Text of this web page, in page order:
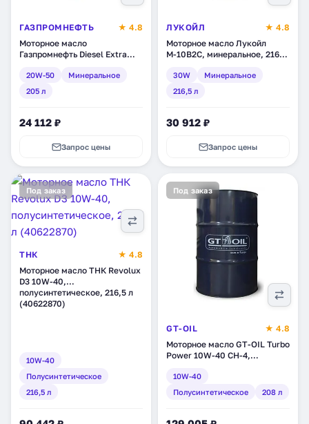
ГАЗПРОМНЕФТЬ
★ 4.8
Моторное масло
Газпромнефть Diesel Extra
(2389901239)
20W-50
Минеральное
205 л
24 112 ₽
Запрос цены
ЛУКОЙЛ
★ 4.8
Моторное масло Лукойл
М-10В2С, минеральное, 216,5
30W
Минеральное
216,5 л
30 912 ₽
Запрос цены
Под заказ
ТНК
★ 4.8
Моторное масло ТНК Revolux
D3 10W-40,
полусинтетическое, 216,5 л
(40622870)
10W-40
Полусинтетическое
216,5 л
Под заказ
GT-OIL
★ 4.8
Моторное масло GT-OIL Turbo
Power 10W-40 CH-4,
(4665300010324)
10W-40
Полусинтетическое
208 л